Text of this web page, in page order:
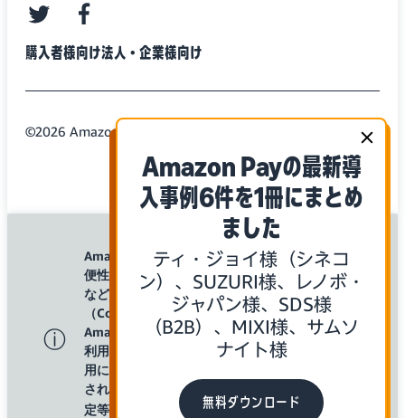
購入者様向け法人・企業様向け
twitterfacebook
©2026 Amazon.com, Inc. or its Affiliates
Amazon Payの最新導
入事例6件を1冊にまとめ
ました
ティ・ジョイ様（シネコ
ン）、SUZURI様、レノボ・
ジャパン様、SDS様
（B2B）、MIXI様、サムソ
ナイト様
無料ダウンロード
ⓘ
Amazon Payでは、サイトの利
便性の向上やコンテンツの提供
などのためにクッキー
（Cookie)を使用します。
Amazon Payのウェブサイトを
利用することで、クッキーの使
用について同意したものとみな
されます。クッキーの使用や設
定等についての情報は こちら